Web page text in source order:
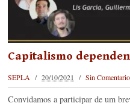
Capitalismo
SEPLA 20/10/2021 Sin
Convidamos a participar de um